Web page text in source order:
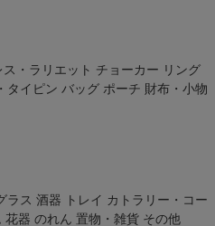
・ラリエット チョーカー リング
タイピン バッグ ポーチ 財布・小物
ラス 酒器 トレイ カトラリー・コー
花器 のれん 置物・雑貨 その他